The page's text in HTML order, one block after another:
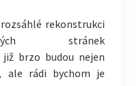
rekonstrukci
stránek
brzo budou nejen
ale rádi bychom je